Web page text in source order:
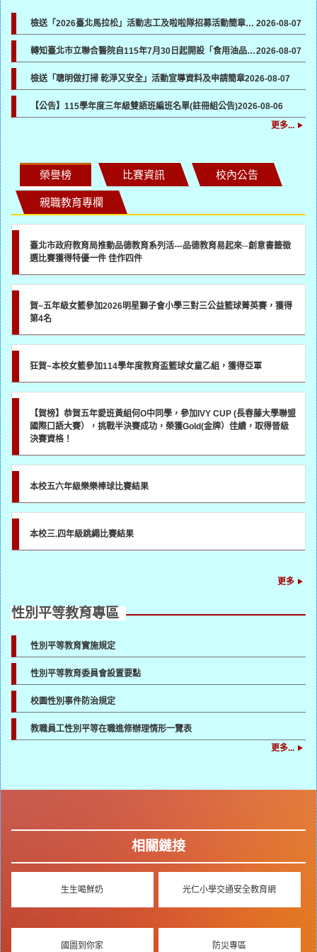
檢送「2026臺北馬拉松」活動志工及啦啦隊招募活動簡章及報名表各1份，請貴機關協助於所屬管道宣傳並鼓勵踴躍報名參加 2026-08-07
轉知臺北市立聯合醫院自115年7月30日起開設「食用油品健康諮詢門診」一案，請各校（園）協助向所屬教職員工生宣導2026-08-07
檢送「聰明做打掃 乾淨又安全」活動宣導資料及申請簡章2026-08-07
【公告】115學年度三年級雙語班編班名單(註冊組公告)2026-08-06
更多...
榮譽榜 比賽資訊 校內公告
親職教育專欄
臺北市政府教育局推動品德教育系列活---品德教育易起來─創意書籤徵
選比賽獲得特優一件 佳作四件
賀~五年級女籃參加2026明星獅子會小學三對三公益籃球菁英賽，獲得
第4名
狂賀~本校女籃參加114學年度教育盃籃球女童乙組，獲得亞軍
【賀榜】恭賀五年愛班黃組何O中同學，參加IVY CUP (長春藤大學聯盟
國際口語大賽），挑戰半決賽成功，榮獲Gold(金牌）佳績，取得晉級
決賽資格！
本校五六年級樂樂棒球比賽結果
本校三.四年級跳繩比賽結果
更多
性別平等教育專區
性別平等教育實施規定
性別平等教育委員會設置要點
校園性別事件防治規定
教職員工性別平等在職進修辦理情形一覽表
更多...
相關鏈接
生生喝鮮奶 光仁小學交通安全教育網
國圖到你家 防災專區